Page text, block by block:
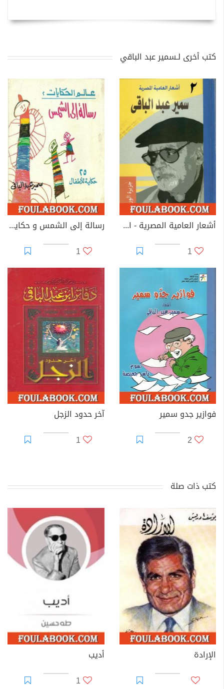
كتب أخرى لـسمير عبد الباقي
أشعار العامية المصرية - الأعمال الكاملة: الجزء الثاني
1
رسالة إلى الشمس و حكايات أخرى - 25 حكاية للأطفال
1
فوازير جدو سمير
2
آخر حدود الزجل
1
كتب ذات صلة
الإرادة
أديب
1